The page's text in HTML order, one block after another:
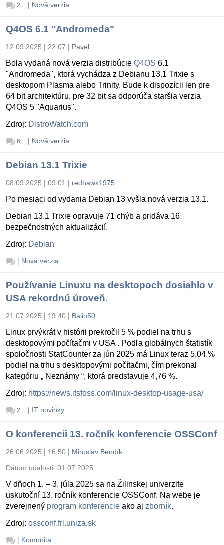
2 | Nová verzia
Q4OS 6.1 "Andromeda"
12.09.2025 | 22:07 | Pavel
Bola vydaná nová verzia distribúcie Q4OS 6.1
"Andromeda", ktorá vychádza z Debianu 13.1 Trixie s
desktopom Plasma alebo Trinity. Bude k dispozícii len pre
64 bit architektúru, pre 32 bit sa odporúča staršia verzia
Q4OS 5 "Aquarius".
Zdroj: DistroWatch.com
6 | Nová verzia
Debian 13.1 Trixie
08.09.2025 | 09:01 | redhawk1975
Po mesiaci od vydania Debian 13 vyšla nová verzia 13.1.
Debian 13.1 Trixie opravuje 71 chýb a pridáva 16
bezpečnostných aktualizácií.
Zdroj: Debian
| Nová verzia
Používanie Linuxu na desktopoch dosiahlo v
USA rekordnú úroveň.
21.07.2025 | 19:40 | Balin50
Linux prvýkrát v histórii prekročil 5 % podiel na trhu s
desktopovými počítačmi v USA . Podľa globálnych štatistík
spoločnosti StatCounter za jún 2025 má Linux teraz 5,04 %
podiel na trhu s desktopovými počítačmi, čím prekonal
kategóriu „ Neznámy “, ktorá predstavuje 4,76 %.
Zdroj: https://news.itsfoss.com/linux-desktop-usage-usa/
2 | IT novinky
O konferencii 13. ročník konferencie OSSConf
26.06.2025 | 16:50 | Miroslav Bendík
Dátum udalosti: 01.07.2025
V dňoch 1. – 3. júla 2025 sa na Žilinskej univerzite
uskutoční 13. ročník konferencie OSSConf. Na webe je
zverejnený program konferencie ako aj zborník.
Zdroj: ossconf.fri.uniza.sk
| Komunita